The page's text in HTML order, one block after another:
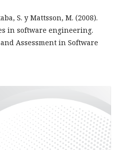
S. y Mattsson, M. (2008).
in software engineering.
Assessment in Software